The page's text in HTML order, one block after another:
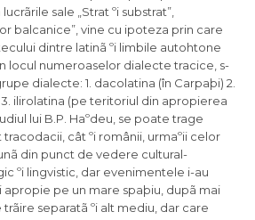
sale „Strat ºi substrat”,
balcanice”, vine cu ipoteza prin care
dintre latinã ºi limbile autohtone
locul numeroaselor dialecte tracice, s-
dialecte: 1. dacolatina (în Carpaþi) 2.
ilirolatina (pe teritoriul din apropierea
lui B.P. Haºdeu, se poate trage
cât ºi românii, urmaºii celor
din punct de vedere cultural-
ºi lingvistic, dar evenimentele i-au
pe un mare spaþiu, dupã mai
separatã ºi alt mediu, dar care